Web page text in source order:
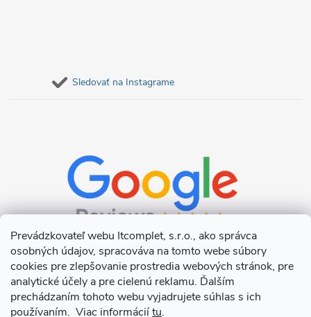
Prevádzkovateľ webu Itcomplet, s.r.o., ako správca
osobných údajov, spracováva na tomto webe súbory
cookies pre zlepšovanie prostredia webových stránok, pre
analytické účely a pre cielenú reklamu. Ďalším
prechádzaním tohoto webu vyjadrujete súhlas s ich
používaním. Viac informáciítu.
Sledovať na Instagrame